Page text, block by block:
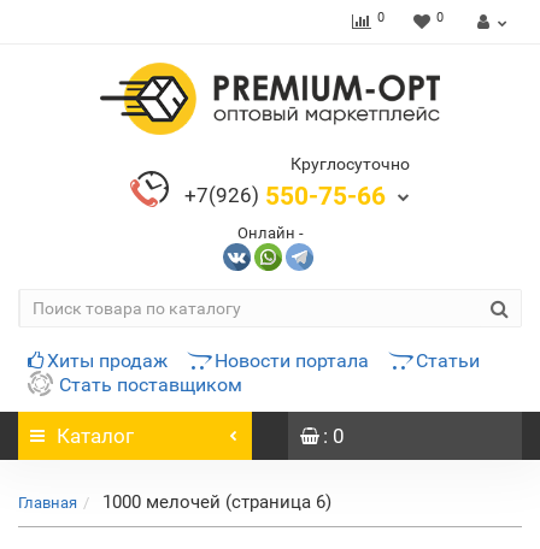
0 0
Круглосуточно
+7(926) 550-75-66
Онлайн -
Хиты продаж Новости портала
Статьи
Стать поставщиком
Каталог : 0
Главная 1000 мелочей (страница 6)